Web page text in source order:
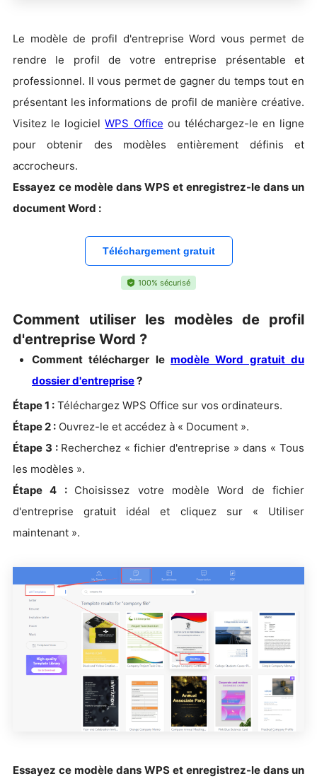
Le modèle de profil d'entreprise Word vous permet de
rendre le profil de votre entreprise présentable et
professionnel. Il vous permet de gagner du temps tout en
présentant les informations de profil de manière créative.
Visitez le logicielWPS Office ou téléchargez-le en ligne
pour obtenir des modèles entièrement définis et
accrocheurs.
Essayez ce modèle dans WPS et enregistrez-le dans un
document Word :
Téléchargement gratuit
100% sécurisé
Comment utiliser les modèles de profil
d'entreprise Word ?
Comment télécharger le modèle Word gratuit du
dossier d'entreprise?
Étape 1 : Téléchargez WPS Office sur vos ordinateurs.
Étape 2 : Ouvrez-le et accédez à « Document ».
Étape 3 : Recherchez « fichier d'entreprise » dans « Tous
les modèles ».
Étape 4 : Choisissez votre modèle Word de fichier
d'entreprise gratuit idéal et cliquez sur « Utiliser
maintenant ».
Essayez ce modèle dans WPS et enregistrez-le dans un